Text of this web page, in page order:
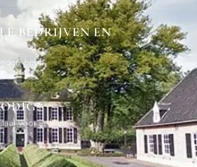
BEDRIJVEN EN
heeft
voor je klaar